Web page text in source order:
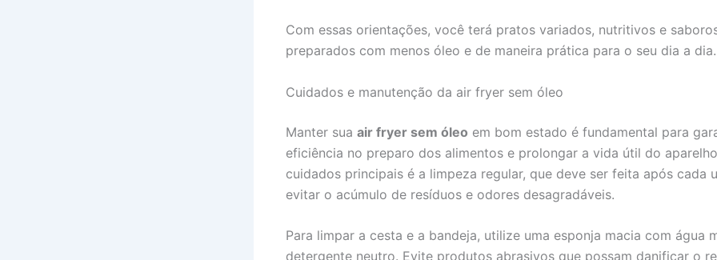
Com essas orientações, você terá pratos variados, nutritivos e
preparados com menos óleo e de maneira prática para o seu dia a dia.
Cuidados e manutenção da air fryer sem óleo
Manter sua air fryer sem óleo em bom estado é fundamental para
eficiência no preparo dos alimentos e prolongar a vida útil do
cuidados principais é a limpeza regular, que deve ser feita após cada
evitar o acúmulo de resíduos e odores desagradáveis.
Para limpar a cesta e a bandeja, utilize uma esponja macia com água
detergente neutro. Evite produtos abrasivos que possam danificar o